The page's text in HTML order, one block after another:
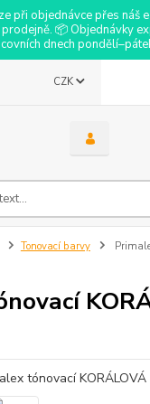
při objednávce přes náš
prodejně. 📦 Objednávky
dnech
CZK
Tonovací barvy